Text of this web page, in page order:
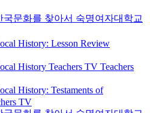
국문화를 찾아서 숙명여자대학교
History: Lesson Review
History Teachers TV Teachers
History: Testaments of
TV